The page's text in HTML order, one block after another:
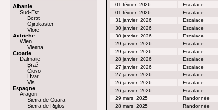
01 février 2026
Escalade
01 février 2026
Escalade
31 janvier 2026
Escalade
30 janvier 2026
Escalade
30 janvier 2026
Escalade
29 janvier 2026
Escalade
29 janvier 2026
Escalade
28 janvier 2026
Escalade
27 janvier 2026
Escalade
27 janvier 2026
Escalade
26 janvier 2026
Escalade
26 janvier 2026
Escalade
29 mars 2025
Randonnée
28 mars 2025
Randonnée
Albanie
Sud-Est
Berat
Gjirokastër
Vlorë
Autriche
Wien
Vienna
Croatie
Dalmatie
Brač
Čiovo
Hvar
Vis
Espagne
Aragon
Sierra de Guara
Sierra de Riglos